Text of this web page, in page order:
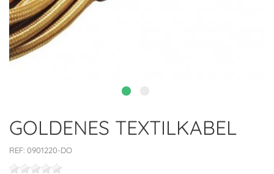
GOLDENES TEXTILKABEL
REF: 0901220-DO